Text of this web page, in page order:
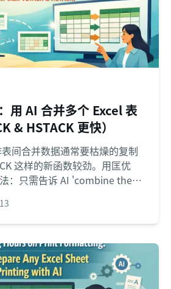
用 AI 合并多个 Excel 表
& HSTACK 更快）
间合并数据通常要枯燥的复制
这样的新函数较劲。用匡优
：只需告诉 AI 'combine these